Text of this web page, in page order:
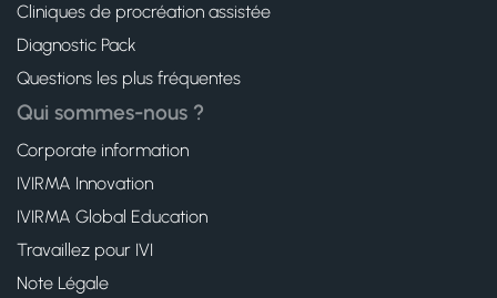
Cliniques de procréation assistée
Diagnostic Pack
Questions les plus fréquentes
Qui sommes-nous ?
Corporate information
IVIRMA Innovation
IVIRMA Global Education
Travaillez pour IVI
Note Légale